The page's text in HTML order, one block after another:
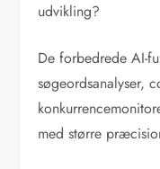
udvikling?
De forbedrede AI-
søgeordsanalyser,
med større